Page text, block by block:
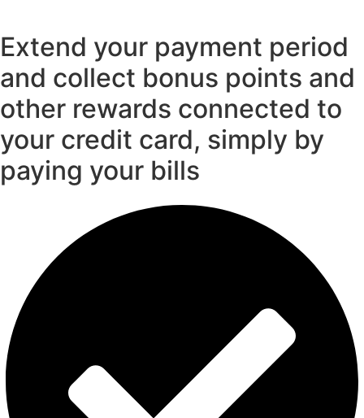
Extend your payment period
and collect bonus points and
other rewards connected to
your credit card, simply by
paying your bills